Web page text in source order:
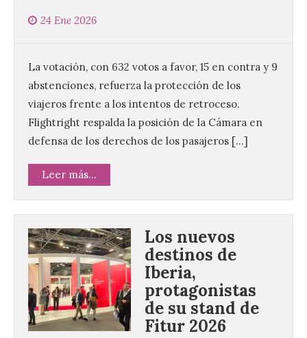
24 Ene 2026
La votación, con 632 votos a favor, 15 en contra y 9
abstenciones, refuerza la protección de los
viajeros frente a los intentos de retroceso.
Flightright respalda la posición de la Cámara en
defensa de los derechos de los pasajeros […]
Leer más...
Los nuevos
destinos de
Iberia,
protagonistas
de su stand de
Fitur 2026